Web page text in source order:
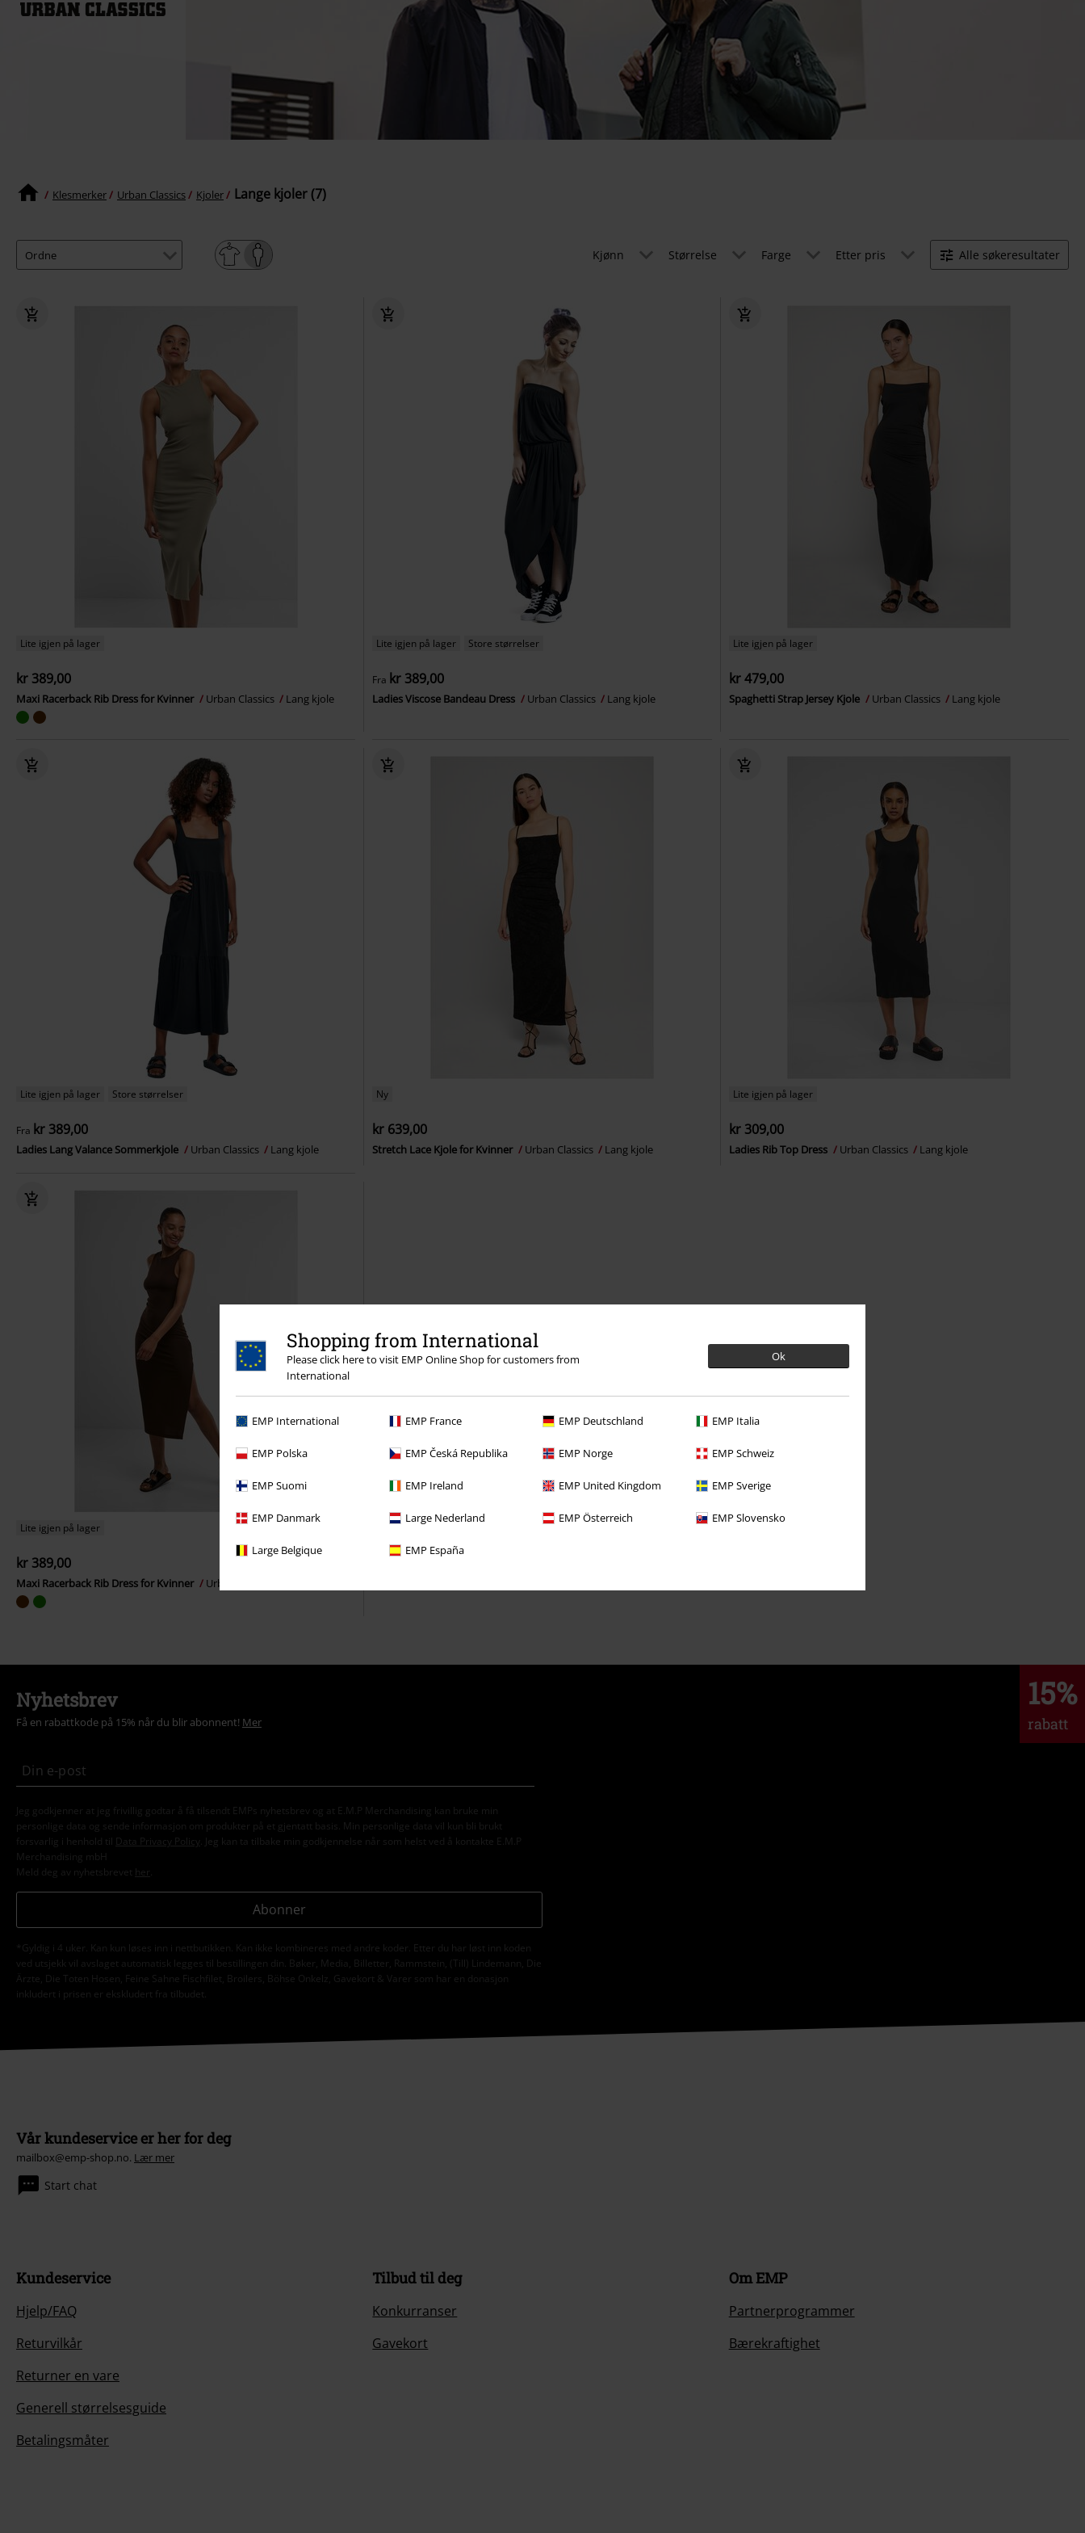
Shopping from International
Please click here to visit EMP Online Shop for customers from
International
Ok
EMP International EMP France EMP Deutschland EMP Italia
EMP Polska EMP Česká Republika EMP Norge EMP Schweiz
EMP Suomi EMP Ireland EMP United Kingdom EMP Sverige
EMP Danmark Large Nederland EMP Österreich EMP Slovensko
Large Belgique EMP España
Klesmerker Urban Classics Kjoler Lange kjoler (7)
Kjønn Størrelse Farge Etter pris Alle søkeresultater
Lite igjen på lager
kr 389,00
Maxi Racerback Rib Dress for Kvinner Urban Classics Lang kjole
Lite igjen på lager Store størrelser
Fra kr 389,00
Ladies Viscose Bandeau Dress Urban Classics Lang kjole
Lite igjen på lager
kr 479,00
Spaghetti Strap Jersey Kjole Urban Classics Lang kjole
Lite igjen på lager Store størrelser
Fra kr 389,00
Ladies Lang Valance Sommerkjole Urban Classics Lang kjole
Ny
kr 639,00
Stretch Lace Kjole for Kvinner Urban Classics Lang kjole
Lite igjen på lager
kr 309,00
Ladies Rib Top Dress Urban Classics Lang kjole
Lite igjen på lager
kr 389,00
Maxi Racerback Rib Dress for Kvinner Urban Classics
15%
rabatt
Nyhetsbrev
Få en rabattkode på 15% når du blir abonnent! Mer
Jeg godkjenner at jeg frivillig godtar å få tilsendt EMPs nyhetsbrev og at E.M.P Merchandising kan bruke min
personlige data og sende informasjon om produkter på et gjentatt basis. Min personlige data vil kun bli brukt
forsvarlig i henhold til
Data Privacy Policy
. Jeg kan ta tilbake min godkjennelse når som helst ved å kontakte E.M.P
Merchandising mbH
Meld deg av nyhetsbrevet her
Abonner
*Gyldig i 4 uker. Kan kun løses inn i nettbutikken. Kan ikke kombineres med andre koder. Etter du har løst inn koden
ved utsjekk vil avslaget automatisk legges til bestillingen din. Bøker, Media, Billetter, Rammstein, (Till) Lindemann, Die
Ärzte, Die Toten Hosen, Feine Sahne Fischfilet, Broilers, Böhse Onkelz, Gavekort & Varer som har en donasjon
inkludert i prisen er ekskludert fra tilbudet.
Vår kundeservice er her for deg
mailbox@emp-shop.no. Lær mer
Start chat
Kundeservice
Hjelp/FAQ
Returvilkår
Returner en vare
Generell størrelsesguide
Betalingsmåter
Tilbud til deg
Konkurranser
Gavekort
Om EMP
Partnerprogrammer
Bærekraftighet